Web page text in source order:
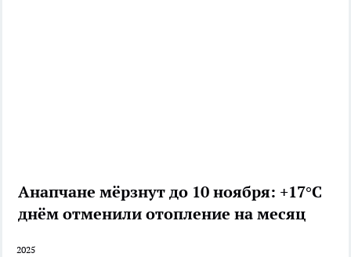
Анапчане мёрзнут до 10 ноября: +17°C
днём отменили отопление на месяц
2025